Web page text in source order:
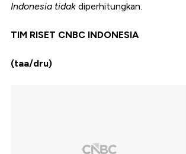
Indonesia tidak diperhitungkan.
TIM RISET CNBC INDONESIA
(taa/dru)